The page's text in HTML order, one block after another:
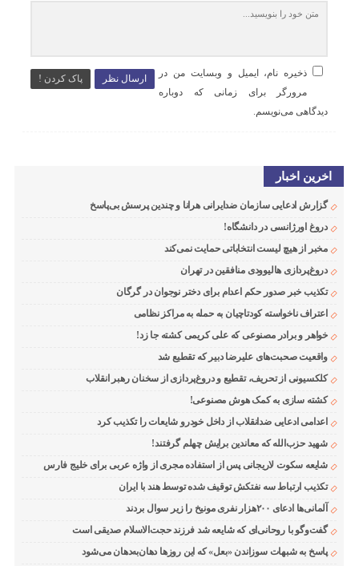
ارسال نظر پاک کردن !
ذخیره نام، ایمیل و وبسایت من در
مرورگر برای زمانی که دوباره
دیدگاهی می‌نویسم.
اخرین اخبار
گزارش ادعایی سازمان ضدایرانی هرانا و چندین پرسش بی‌پاسخ
دروغ اورژانسی در دانشگاه!
مخبر از هیچ لیست انتخاباتی حمایت نمی‌کند
دروغ‌پردازی هالیوودی منافقین در تهران
تکذیب خبر صدور حکم اعدام برای دختر نوجوان در گرگان
اعتراف ناخواسته کودتاچیان به حمله به مراکز نظامی
خواهر و برادر مصنوعی که علی کریمی کشته جا زد!
واقعیت صحبت‌های علیرضا دبیر که تقطیع شد
کلکسیونی از تحریف، تقطیع و دروغ‌پردازی از سخنان رهبر انقلاب
کشته سازی به کمک هوش مصنوعی!
اعدامی ادعایی ضدانقلاب از داخل خودرو شایعات را تکذیب کرد
شهید حزب‌الله که معاندین برایش چهلم گرفتند!
شایعه سکوت لاریجانی پس از استفاده مجری از واژه عربی برای خلیج فارس
تکذیب ارتباط سه نفتکش توقیف شده توسط هند با ایران
آلمانی‌ها ادعای ۲۰۰هزار نفری مونیخ را زیر سوال بردند
گفت‌وگو با روحانی‌ای که شایعه شد فرزند حجت‌الاسلام صدیقی است
پاسخ به شبهات سوزاندن «بعل» که این روزها دهان‌به‌دهان می‌شود